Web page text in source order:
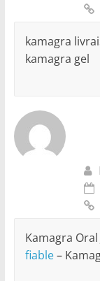
kamagra
kamagra gel
Kamagra
fiable–